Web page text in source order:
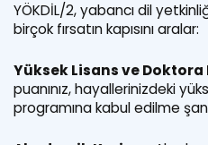
YÖKDİL/2, yabancı dil
birçok fırsatın kapısını aralar:
Yüksek Lisans ve Doktora
puanınız, hayallerinizdeki
programına kabul edilme